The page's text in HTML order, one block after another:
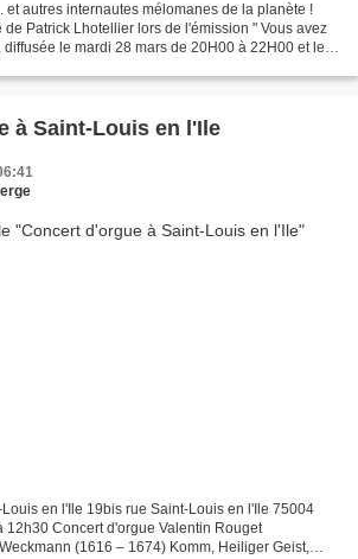
et autres internautes mélomanes de la planète !
Patrick Lhotellier lors de l'émission " Vous avez
diffusée le mardi 28 mars de 20H00 à 22H00 et le
à Saint-Louis en l'Ile
en l'Ile 19bis rue Saint-Louis en l'Ile 75004
12h30 Concert d'orgue Valentin Rouget
(1616 – 1674) Komm, Heiliger Geist,